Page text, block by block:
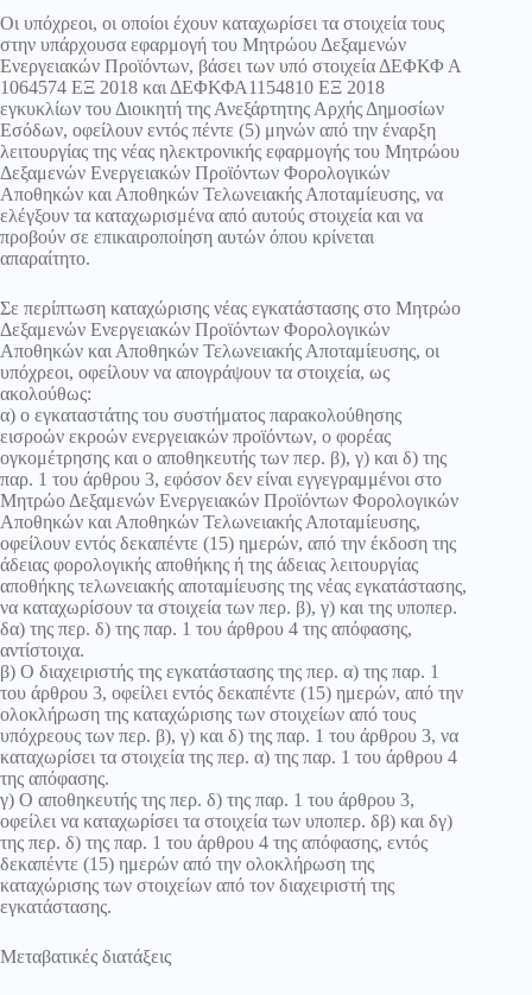
Οι υπόχρεοι, οι οποίοι έχουν καταχωρίσει τα στοιχεία τους
στην υπάρχουσα εφαρμογή του Μητρώου Δεξαμενών
Ενεργειακών Προϊόντων, βάσει των υπό στοιχεία ΔΕΦΚΦ Α
1064574 ΕΞ 2018 και ΔΕΦΚΦΑ1154810 ΕΞ 2018
εγκυκλίων του Διοικητή της Ανεξάρτητης Αρχής Δημοσίων
Εσόδων, οφείλουν εντός πέντε (5) μηνών από την έναρξη
λειτουργίας της νέας ηλεκτρονικής εφαρμογής του Μητρώου
Δεξαμενών Ενεργειακών Προϊόντων Φορολογικών
Αποθηκών και Αποθηκών Τελωνειακής Αποταμίευσης, να
ελέγξουν τα καταχωρισμένα από αυτούς στοιχεία και να
προβούν σε επικαιροποίηση αυτών όπου κρίνεται
απαραίτητο.
Σε περίπτωση καταχώρισης νέας εγκατάστασης στο Μητρώο
Δεξαμενών Ενεργειακών Προϊόντων Φορολογικών
Αποθηκών και Αποθηκών Τελωνειακής Αποταμίευσης, οι
υπόχρεοι, οφείλουν να απογράψουν τα στοιχεία, ως
ακολούθως:
α) ο εγκαταστάτης του συστήματος παρακολούθησης
εισροών εκροών ενεργειακών προϊόντων, ο φορέας
ογκομέτρησης και ο αποθηκευτής των περ. β), γ) και δ) της
παρ. 1 του άρθρου 3, εφόσον δεν είναι εγγεγραμμένοι στο
Μητρώο Δεξαμενών Ενεργειακών Προϊόντων Φορολογικών
Αποθηκών και Αποθηκών Τελωνειακής Αποταμίευσης,
οφείλουν εντός δεκαπέντε (15) ημερών, από την έκδοση της
άδειας φορολογικής αποθήκης ή της άδειας λειτουργίας
αποθήκης τελωνειακής αποταμίευσης της νέας εγκατάστασης,
να καταχωρίσουν τα στοιχεία των περ. β), γ) και της υποπερ.
δα) της περ. δ) της παρ. 1 του άρθρου 4 της απόφασης,
αντίστοιχα.
β) Ο διαχειριστής της εγκατάστασης της περ. α) της παρ. 1
του άρθρου 3, οφείλει εντός δεκαπέντε (15) ημερών, από την
ολοκλήρωση της καταχώρισης των στοιχείων από τους
υπόχρεους των περ. β), γ) και δ) της παρ. 1 του άρθρου 3, να
καταχωρίσει τα στοιχεία της περ. α) της παρ. 1 του άρθρου 4
της απόφασης.
γ) Ο αποθηκευτής της περ. δ) της παρ. 1 του άρθρου 3,
οφείλει να καταχωρίσει τα στοιχεία των υποπερ. δβ) και δγ)
της περ. δ) της παρ. 1 του άρθρου 4 της απόφασης, εντός
δεκαπέντε (15) ημερών από την ολοκλήρωση της
καταχώρισης των στοιχείων από τον διαχειριστή της
εγκατάστασης.
Μεταβατικές διατάξεις